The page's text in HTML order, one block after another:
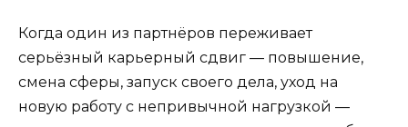
Когда один из партнёров переживает
серьёзный карьерный сдвиг — повышение,
смена сферы, запуск своего дела, уход на
новую работу с непривычной нагрузкой —